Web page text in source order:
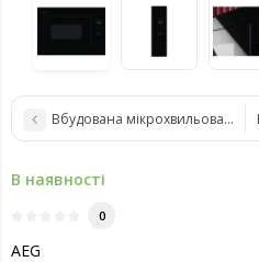
Вбудована мікрохвильова піч
В наявності
0
AEG